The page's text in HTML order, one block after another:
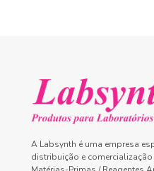
A Labsynth é uma empresa
distribuição e